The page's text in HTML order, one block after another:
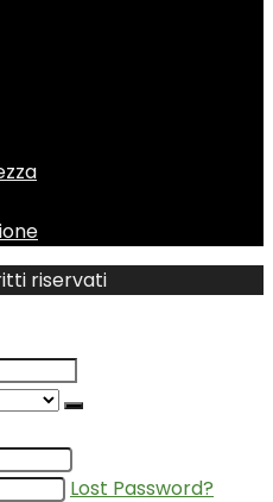
riservati
Lost Password?